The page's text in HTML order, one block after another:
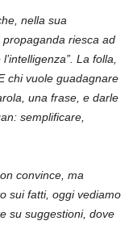
nella sua
propaganda riesca ad
La folla,
chi vuole guadagnare
una frase, e darle
: semplificare,
convince, ma
sui fatti, oggi vediamo
su suggestioni, dove